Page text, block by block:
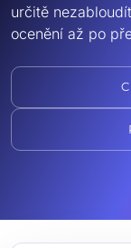
určitě
ocenění až po